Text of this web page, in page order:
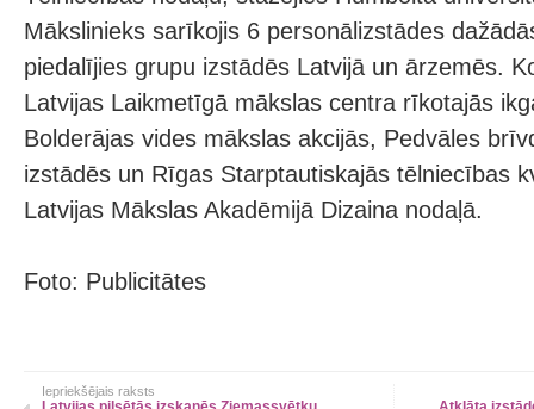
Mākslinieks sarīkojis 6 personālizstādes
piedalījies grupu izstādēs Latvijā un ārzemēs.
Latvijas Laikmetīgā mākslas centra rīkotajās
Bolderājas vides mākslas akcijās, Pedvāles
izstādēs un Rīgas Starptautiskajās tēlniecības
Latvijas Mākslas Akadēmijā Dizaina nodaļā.
Foto: Publicitātes
Iepriekšējais raksts